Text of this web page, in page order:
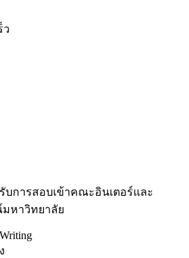
ว
บการสอบเข้าคณะอินเตอร์และ
หาวิทยาลัย